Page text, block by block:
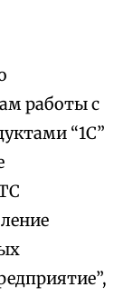
работы с
“1С”